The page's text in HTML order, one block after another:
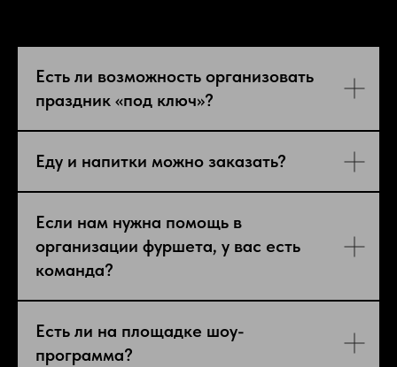
Есть ли возможность организовать
праздник «под ключ»?
Еду и напитки можно заказать?
Если нам нужна помощь в
организации фуршета, у вас есть
команда?
Есть ли на площадке шоу-
программа?